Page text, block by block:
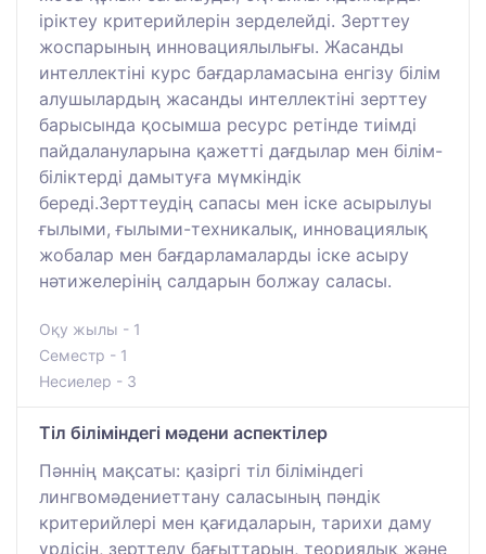
іріктеу критерийлерін зерделейді. Зерттеу
жоспарының инновациялылығы. Жасанды
интеллектіні курс бағдарламасына енгізу білім
алушылардың жасанды интеллектіні зерттеу
барысында қосымша ресурс ретінде тиімді
пайдалануларына қажетті дағдылар мен білім-
біліктерді дамытуға мүмкіндік
береді.Зерттеудің сапасы мен іске асырылуы
ғылыми, ғылыми-техникалық, инновациялық
жобалар мен бағдарламаларды іске асыру
нәтижелерінің салдарын болжау саласы.
Оқу жылы - 1
Семестр - 1
Несиелер - 3
Тіл біліміндегі мәдени аспектілер
Пәннің мақсаты: қазіргі тіл біліміндегі
лингвомәдениеттану саласының пәндік
критерийлері мен қағидаларын, тарихи даму
үрдісін, зерттелу бағыттарын, теориялық және